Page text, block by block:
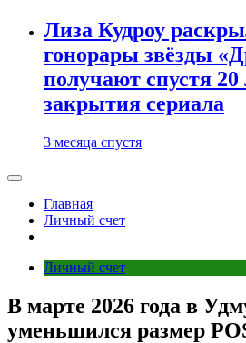
Лиза Кудроу
гонорары звёзды
получают спустя 20
закрытия сериала
3 месяца спустя
Главная
Личный счет
Личный счет
В марте 2026 года в
уменьшился размер